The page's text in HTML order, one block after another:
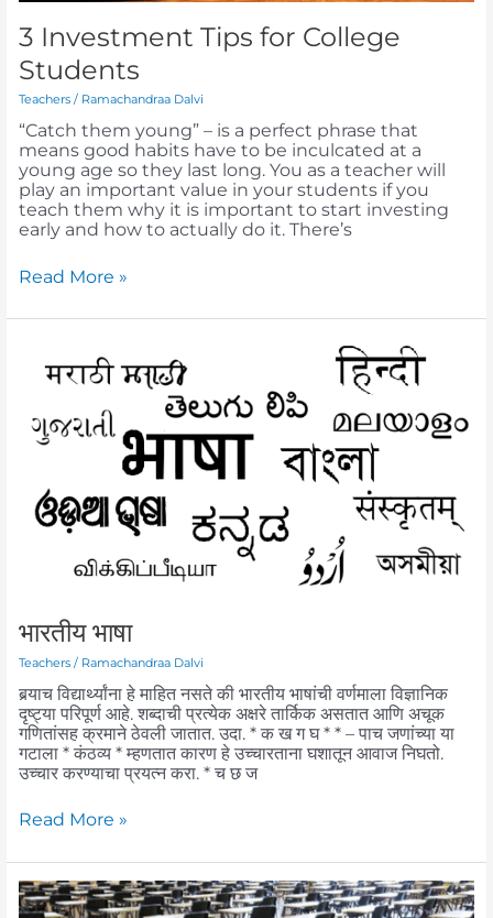
3 Investment Tips for College
Students
Teachers/ Ramachandraa Dalvi
“Catch them young” – is a perfect phrase that
means good habits have to be inculcated at a
young age so they last long. You as a teacher will
play an important value in your students if you
teach them why it is important to start investing
early and how to actually do it. There’s
Read More »
भारतीय भाषा
Teachers/ Ramachandraa Dalvi
बर्‍याच विद्यार्थ्यांना हे माहित नसते की भारतीय भाषांची वर्णमाला विज्ञानिक
दृष्ट्या परिपूर्ण आहे. शब्दाची प्रत्येक अक्षरे तार्किक असतात आणि अचूक
गणितांसह क्रमाने ठेवली जातात. उदा. * क ख ग घ * * – पाच जणांच्या या
गटाला * कंठव्य * म्हणतात कारण हे उच्चारताना घशातून आवाज निघतो.
उच्चार करण्याचा प्रयत्न करा. * च छ ज
भाषा
Read More »
दहावी
आणि